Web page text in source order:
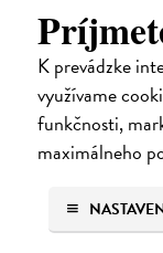
K prevádzke
využívame
funkčnosti,
maximálneho
Sedem
Hlušíková Marta |
Dovolenka na
Anabela pri mori
usušenú jaštericu,